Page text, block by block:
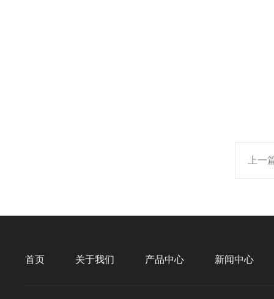
上一
首页 关于我们 产品中心 新闻中心